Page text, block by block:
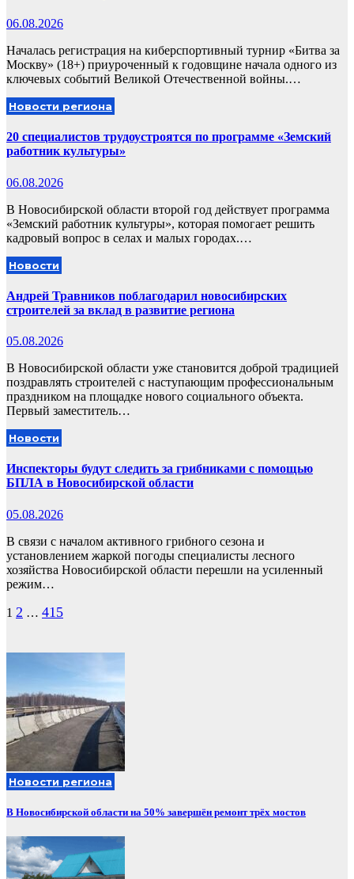
06.08.2026
Началась регистрация на киберспортивный турнир «Битва за
Москву» (18+) приуроченный к годовщине начала одного из
ключевых событий Великой Отечественной войны.…
Новости региона
20 специалистов трудоустроятся по программе «Земский
работник культуры»
06.08.2026
В Новосибирской области второй год действует программа
«Земский работник культуры», которая помогает решить
кадровый вопрос в селах и малых городах.…
Новости
Андрей Травников поблагодарил новосибирских
строителей за вклад в развитие региона
05.08.2026
В Новосибирской области уже становится доброй традицией
поздравлять строителей с наступающим профессиональным
праздником на площадке нового социального объекта.
Первый заместитель…
Новости
Инспекторы будут следить за грибниками с помощью
БПЛА в Новосибирской области
05.08.2026
В связи с началом активного грибного сезона и
установлением жаркой погоды специалисты лесного
хозяйства Новосибирской области перешли на усиленный
режим…
Пагинация
1 2 … 415
Новости региона
В Новосибирской области на 50% завершён ремонт трёх мостов